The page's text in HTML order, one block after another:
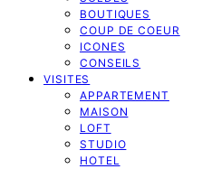
BOUTIQUES
COUP DE COEUR
ICONES
CONSEILS
VISITES
APPARTEMENT
MAISON
LOFT
STUDIO
HOTEL